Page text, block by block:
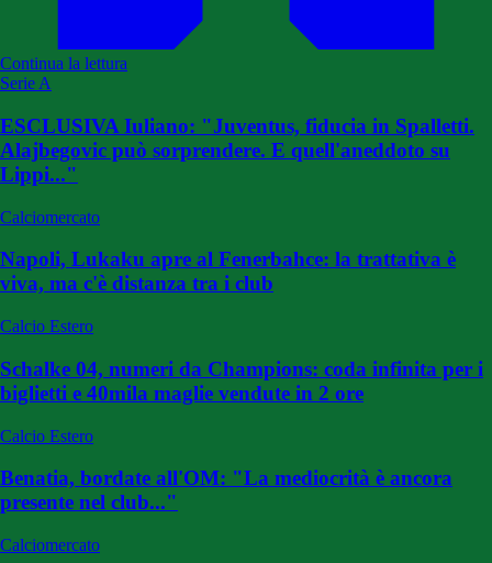
Continua la lettura
Serie A
ESCLUSIVA Iuliano: "Juventus, fiducia in Spalletti.
Alajbegovic può sorprendere. E quell'aneddoto su
Lippi..."
Calciomercato
Napoli, Lukaku apre al Fenerbahce: la trattativa è
viva, ma c'è distanza tra i club
Calcio Estero
Schalke 04, numeri da Champions: coda infinita per i
biglietti e 40mila maglie vendute in 2 ore
Calcio Estero
Benatia, bordate all'OM: "La mediocrità è ancora
presente nel club..."
Calciomercato